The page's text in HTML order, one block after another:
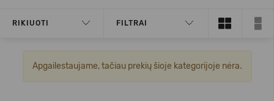
RIKIUOTI FILTRAI
Apgailestaujame, tačiau prekių šioje kategorijoje nėra.